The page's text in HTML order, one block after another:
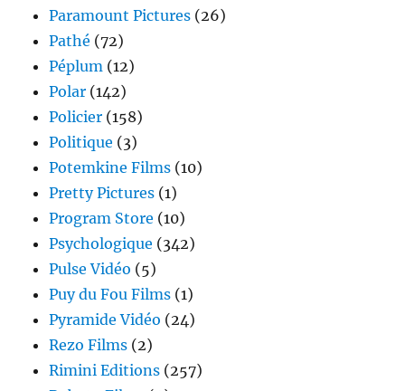
Paramount Pictures (26)
Pathé (72)
Péplum (12)
Polar (142)
Policier (158)
Politique (3)
Potemkine Films (10)
Pretty Pictures (1)
Program Store (10)
Psychologique (342)
Pulse Vidéo (5)
Puy du Fou Films (1)
Pyramide Vidéo (24)
Rezo Films (2)
Rimini Editions (257)